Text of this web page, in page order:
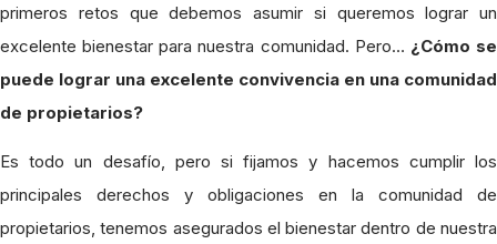
primeros retos que debemos asumir si queremos lograr un
excelente bienestar para nuestra comunidad. Pero… ¿Cómo se
puede lograr una excelente convivencia en una comunidad
de propietarios?
Es todo un desafío, pero si fijamos y hacemos cumplir los
principales derechos y obligaciones en la comunidad de
propietarios, tenemos asegurados el bienestar dentro de nuestra